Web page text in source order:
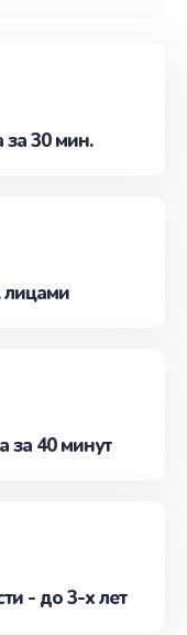
за 30 мин.
лицами
за 40 минут
- до 3-х лет